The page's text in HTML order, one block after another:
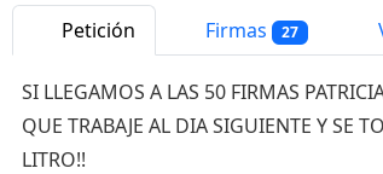
Petición Firmas 27
SI LLEGAMOS A LAS 50 FIRMAS
QUE TRABAJE AL DIA SIGUIENTE Y SE
LITRO!!